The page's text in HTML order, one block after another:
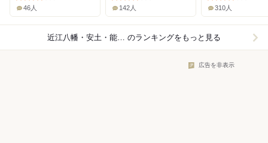
46人 142人 310人
近江八幡・安土・能登川×和食 のランキングをもっと見る
広告を非表示